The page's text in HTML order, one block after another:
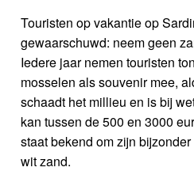
Touristen op vakantie op
gewaarschuwd: neem geen
Iedere jaar nemen touristen
mosselen als souvenir mee,
schaadt het millieu en is bij
kan tussen de 500 en 3000
staat bekend om zijn
wit zand.